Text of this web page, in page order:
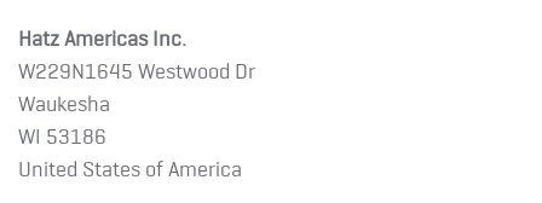
Hatz Americas Inc.
W229N1645 Westwood Dr
Waukesha
WI 53186
United States of America